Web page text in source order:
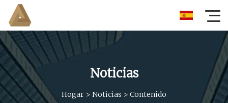
Noticias
Hogar > Noticias > Contenido